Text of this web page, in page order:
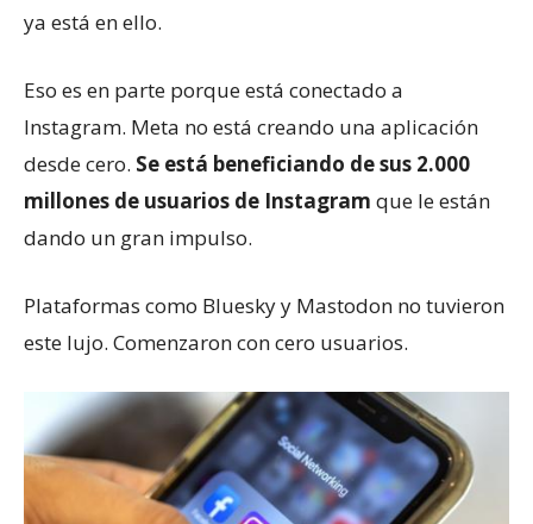
ya está en ello.
Eso es en parte porque está conectado a
Instagram. Meta no está creando una aplicación
desde cero. Se está beneficiando de sus 2.000
millones de usuarios de Instagram que le están
dando un gran impulso.
Plataformas como Bluesky y Mastodon no tuvieron
este lujo. Comenzaron con cero usuarios.